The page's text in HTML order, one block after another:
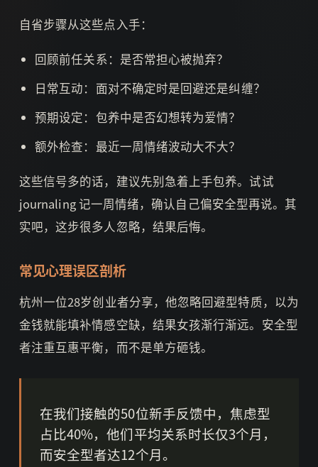
自省步骤从这些点入手：
回顾前任关系：是否常担心被抛弃？
日常互动：面对不确定时是回避还是纠缠？
预期设定：包养中是否幻想转为爱情？
额外检查：最近一周情绪波动大不大？
这些信号多的话，建议先别急着上手包养。试试
journaling 记一周情绪，确认自己偏安全型再说。其
实吧，这步很多人忽略，结果后悔。
常见心理误区剖析
杭州一位28岁创业者分享，他忽略回避型特质，以为
金钱就能填补情感空缺，结果女孩渐行渐远。安全型
者注重互惠平衡，而不是单方砸钱。
在我们接触的50位新手反馈中，焦虑型
占比40%，他们平均关系时长仅3个月，
而安全型者达12个月。